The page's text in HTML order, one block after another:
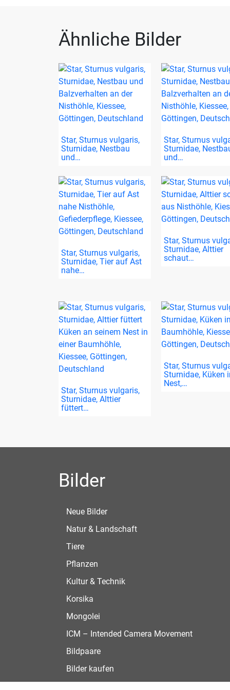
Ähnliche Bilder
Star, Sturnus vulgaris,
Sturnidae, Nestbau
und…
Star, Sturnus
Sturnidae,
und…
Star, Sturnus vulgaris,
Sturnidae, Tier auf Ast
nahe…
Star, Sturnus
Sturnidae, Alttier
schaut…
Star, Sturnus vulgaris,
Sturnidae, Alttier
füttert…
Star, Sturnus
Sturnidae, Küken
Nest,…
Bilder
Neue Bilder
Natur & Landschaft
Tiere
Pflanzen
Kultur & Technik
Korsika
Mongolei
ICM – Intended Camera Movement
Bildpaare
Bilder kaufen